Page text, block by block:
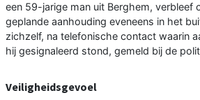
een 59-jarige man uit Berghem, verbleef
geplande aanhouding eveneens in het
zichzelf, na telefonische contact waarin
hij gesignaleerd stond, gemeld bij de
Veiligheidsgevoel